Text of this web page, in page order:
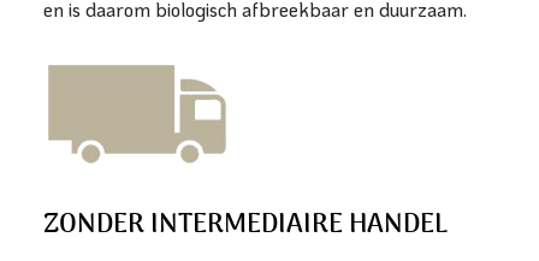
en is daarom biologisch afbreekbaar en duurzaam.
ZONDER INTERMEDIAIRE HANDEL